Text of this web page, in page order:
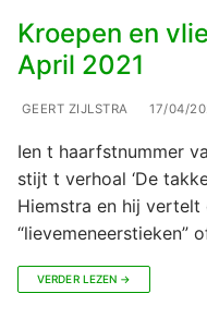
Kroepen en
April 2021
GEERT ZIJLSTRA 17/04/
Ien t haarfstnummer
stijt t verhoal ‘De
Hiemstra en hij vertelt
“lievemeneerstieken”
VERDER LEZEN →